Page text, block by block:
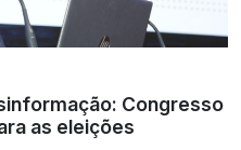
Congresso
as eleições